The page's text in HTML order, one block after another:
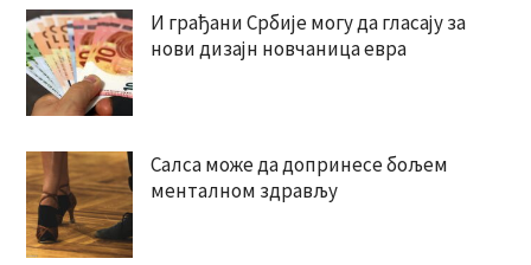
И грађани Србије могу да гласају за
нови дизајн новчаница евра
Салса може да допринесе бољем
менталном здрављу